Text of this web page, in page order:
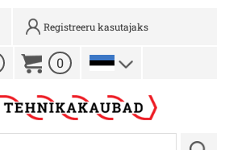
Registreeru kasutajaks
0